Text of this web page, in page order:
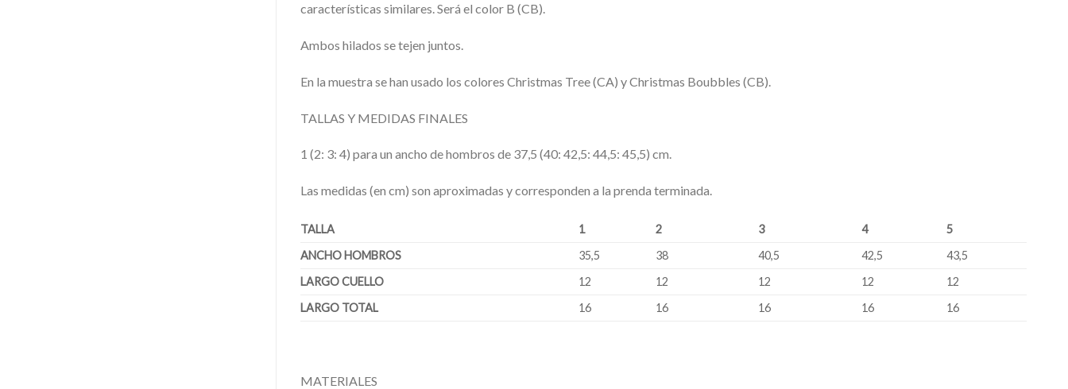
características similares. Será el color B (CB).
Ambos hilados se tejen juntos.
En la muestra se han usado los colores Christmas Tree (CA) y Christmas Boubbles (CB).
TALLAS Y MEDIDAS FINALES
1 (2: 3: 4) para un ancho de hombros de 37,5 (40: 42,5: 44,5: 45,5) cm.
Las medidas (en cm) son aproximadas y corresponden a la prenda terminada.
TALLA 1 2 3 4
5
ANCHO HOMBROS
35,5 38 40,5 42,5
43,5
LARGO CUELLO
12 12 12 12
12
LARGO TOTAL
16 16 16 16 16
MATERIALES